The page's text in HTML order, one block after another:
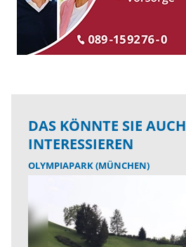
DAS KÖNNTE SIE AUCH
INTERESSIEREN
OLYMPIAPARK (MÜNCHEN)